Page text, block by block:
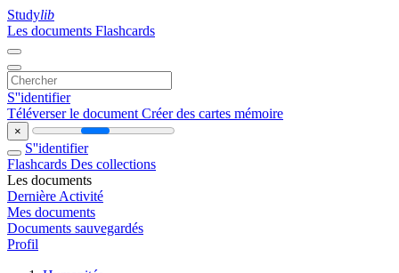
Studylib
Les documents Flashcards
S''identifier
Téléverser le document Créer des cartes mémoire
×
S''identifier
Flashcards Des collections
Les documents
Dernière Activité
Mes documents
Documents sauvegardés
Profil